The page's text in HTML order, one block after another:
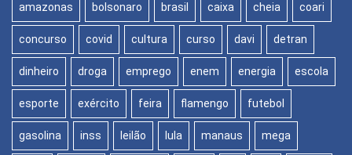
amazonas bolsonaro brasil caixa cheia coari
concurso covid cultura curso davi detran
dinheiro droga emprego enem energia escola
esporte exército feira flamengo futebol
gasolina inss leilão lula manaus mega